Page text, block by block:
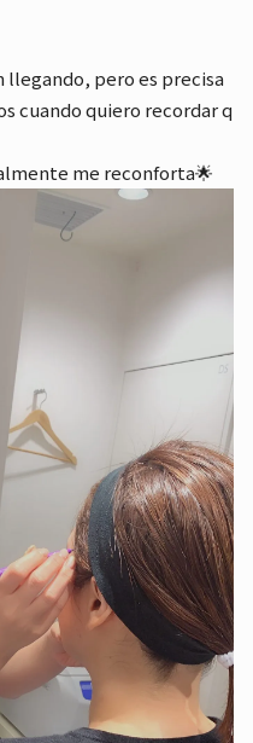
llegando, pero es precisa
cuando quiero recordar q
me reconforta🌟